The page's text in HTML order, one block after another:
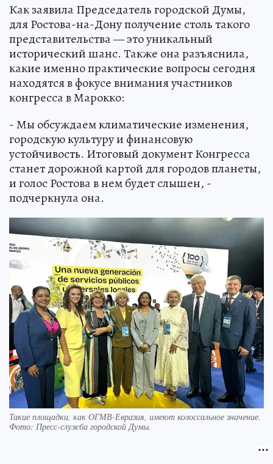
Как заявила Председатель городской Думы,
для Ростова-на-Дону получение столь такого
представительства — это уникальный
исторический шанс. Также она разъяснила,
какие именно практические вопросы сегодня
находятся в фокусе внимания участников
конгресса в Марокко:
- Мы обсуждаем климатические изменения,
городскую культуру и финансовую
устойчивость. Итоговый документ Конгресса
станет дорожной картой для городов планеты,
и голос Ростова в нем будет слышен, -
подчеркнула она.
Такие площадки, как ОГМВ-Евразия, имеют колоссальное значение.
Фото: Пресс-служба городской Думы.